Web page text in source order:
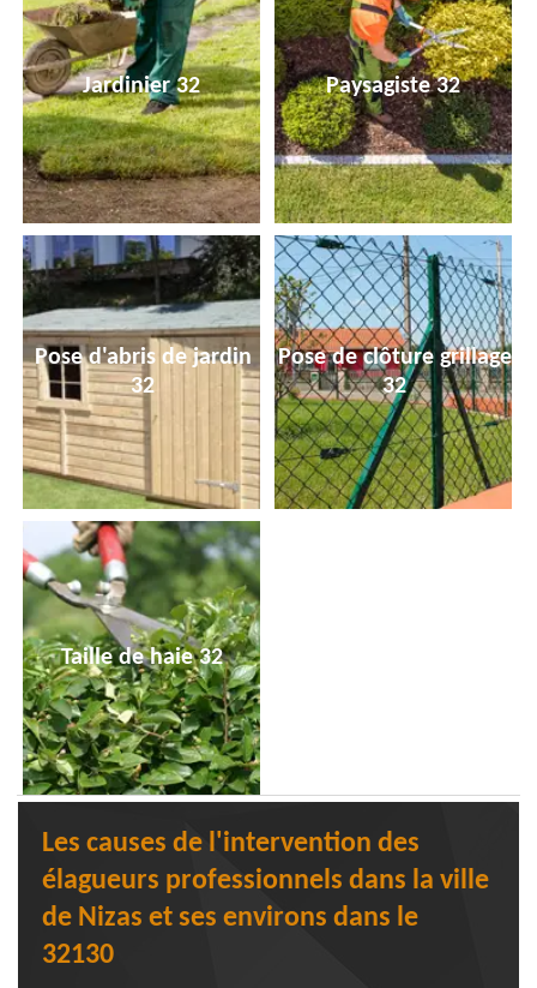
Jardinier 32 Paysagiste 32
Pose d'abris de jardin
32
Pose de clôture grillage
32
Taille de haie 32
Les causes de l'intervention des
élagueurs professionnels dans la ville
de Nizas et ses environs dans le
32130